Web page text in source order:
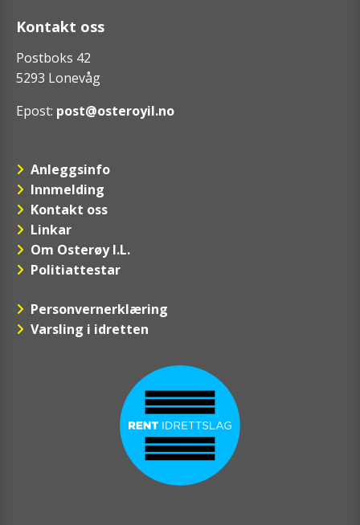
Kontakt oss
Postboks 42
5293 Lonevåg
Epost: post@osteroyil.no
Anleggsinfo
Innmelding
Kontakt oss
Linkar
Om Osterøy I.L.
Politiattestar
Personvernerklæring
Varsling i idretten